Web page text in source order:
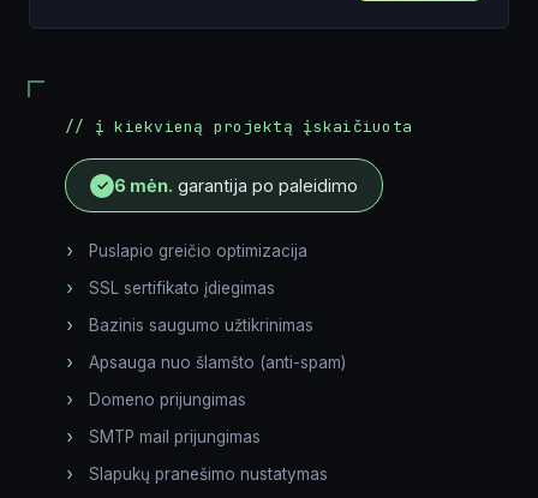
Siųsti
Vardas
El. paštas
Tel. nr.
Komentarai apie projektą
// į kiekvieną projektą įskaičiuota
✓ 6 mėn. garantija po paleidimo
Puslapio greičio optimizacija
SSL sertifikato įdiegimas
Bazinis saugumo užtikrinimas
Apsauga nuo šlamšto (anti-spam)
Domeno prijungimas
SMTP mail prijungimas
Slapukų pranešimo nustatymas